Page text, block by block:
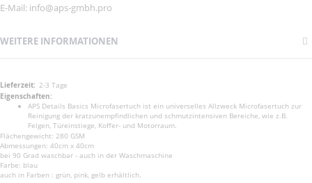
E-Mail: info@aps-gmbh.pro
WEITERE INFORMATIONEN
Weitere
Informationen
2-3 Tage
APS Details Basics Microfasertuch ist ein universelles Allzweck Microfasertuch zur
Reinigung der kratzunempfindlichen und schmutzintensiven Bereiche, wie z.B.
Felgen, Türeinstiege, Koffer- und Motorraum.
Flächengewicht: 280 GSM
Abmessungen: 40cm x 40cm
bei 90 Grad waschbar - auch in der Waschmaschine
Farbe: blau
auch in Farben : grün, pink, gelb erhältlich.